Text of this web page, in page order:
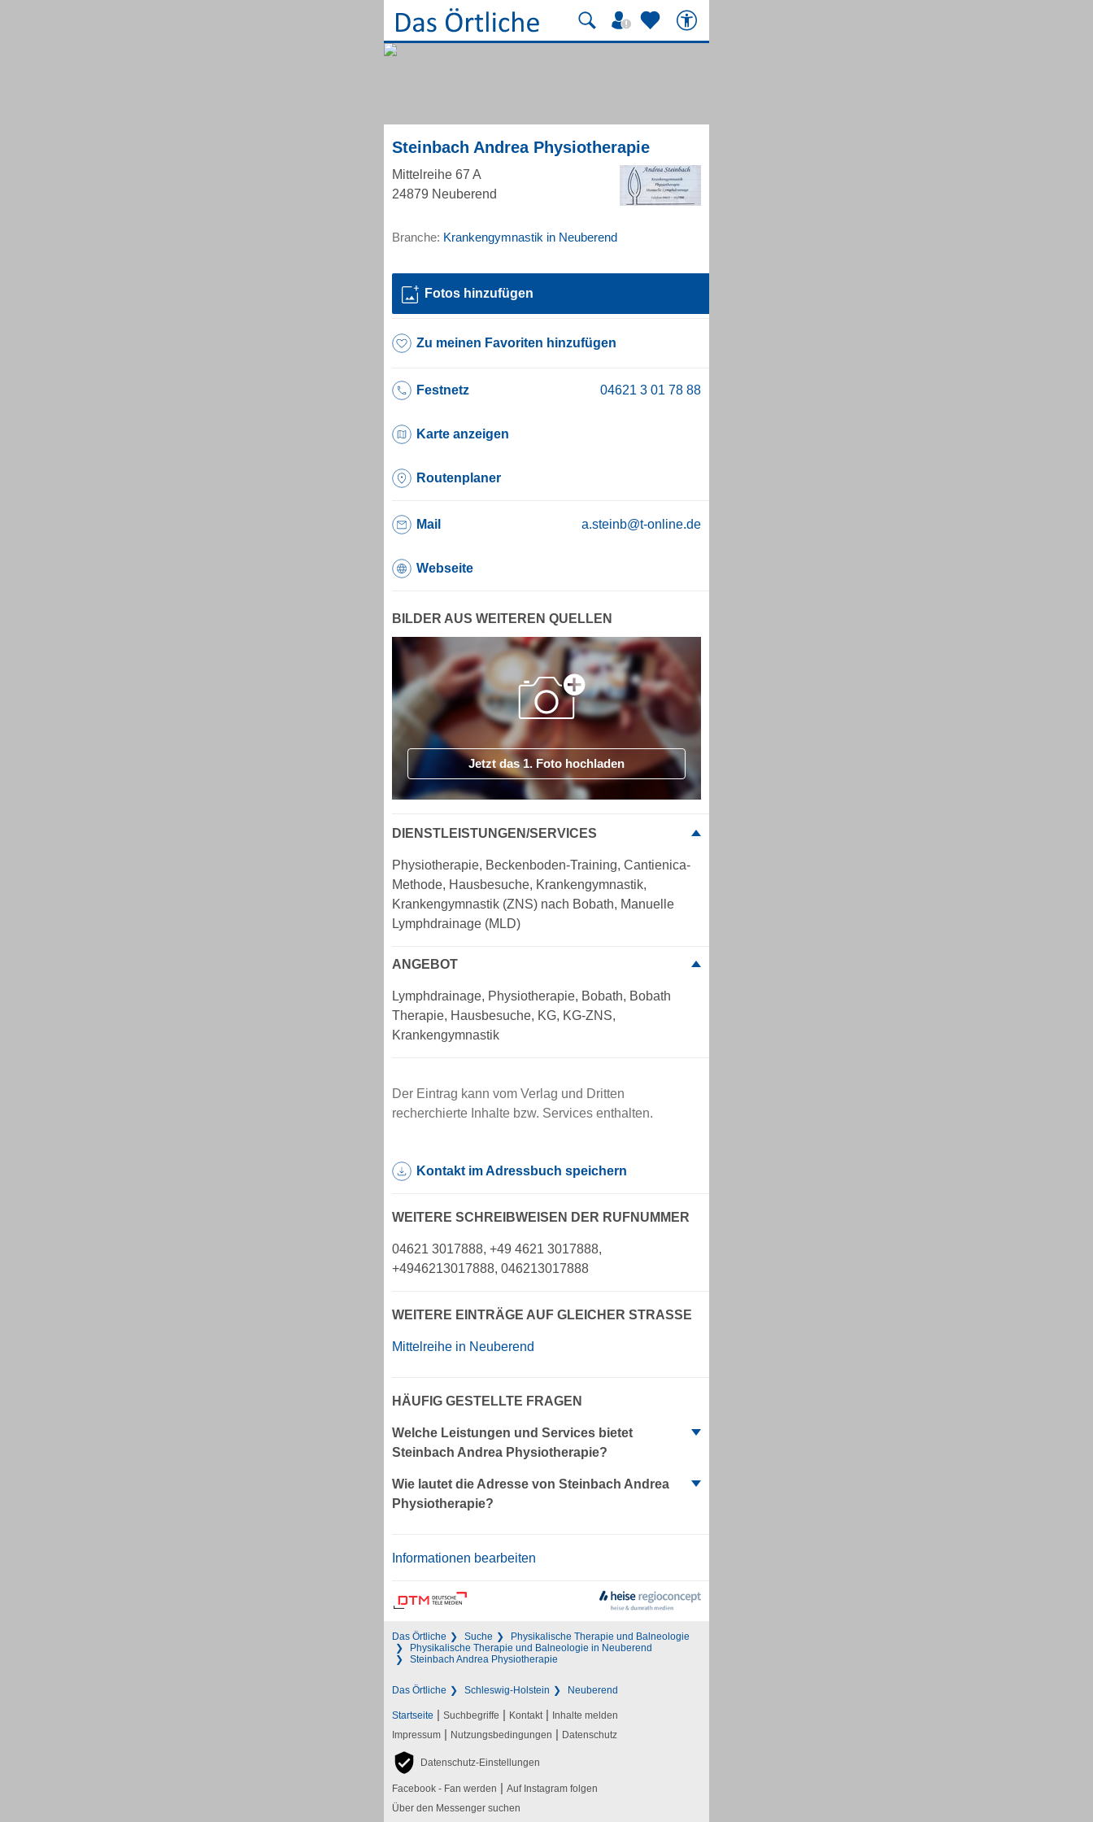
Steinbach Andrea Physiotherapie
Mittelreihe 67 A
24879 Neuberend
Branche: Krankengymnastik in Neuberend
Fotos hinzufügen
Zu meinen Favoriten hinzufügen
Festnetz
Karte anzeigen
Routenplaner
Mail a.steinb@t-online.de
Webseite
BILDER AUS WEITEREN QUELLEN
Jetzt das 1. Foto hochladen
DIENSTLEISTUNGEN/SERVICES
Physiotherapie, Beckenboden-Training, Cantienica-
Methode, Hausbesuche, Krankengymnastik,
Krankengymnastik (ZNS) nach Bobath, Manuelle
Lymphdrainage (MLD)
ANGEBOT
Lymphdrainage, Physiotherapie, Bobath, Bobath
Therapie, Hausbesuche, KG, KG-ZNS,
Krankengymnastik
Der Eintrag kann vom Verlag und Dritten
recherchierte Inhalte bzw. Services enthalten.
Kontakt im Adressbuch speichern
WEITERE SCHREIBWEISEN DER RUFNUMMER
04621 3017888, +49 4621 3017888,
+4946213017888, 046213017888
WEITERE EINTRÄGE AUF GLEICHER STRASSE
Mittelreihe in Neuberend
HÄUFIG GESTELLTE FRAGEN
Welche Leistungen und Services bietet
Steinbach Andrea Physiotherapie?
Wie lautet die Adresse von Steinbach Andrea
Physiotherapie?
Informationen bearbeiten
Das Örtliche Suche
Physikalische Therapie und Balneologie
Physikalische Therapie und Balneologie in Neuberend
Steinbach Andrea Physiotherapie
Das Örtliche Schleswig-Holstein Neuberend
Startseite | Suchbegriffe | Kontakt | Inhalte melden
Impressum | Nutzungsbedingungen | Datenschutz
Datenschutz-Einstellungen
Facebook - Fan werden | Auf Instagram folgen
Über den Messenger suchen